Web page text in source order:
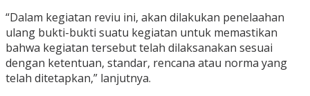
“Dalam kegiatan reviu ini, akan dilakukan penelaahan
ulang bukti-bukti suatu kegiatan untuk memastikan
bahwa kegiatan tersebut telah dilaksanakan sesuai
dengan ketentuan, standar, rencana atau norma yang
telah ditetapkan,” lanjutnya.